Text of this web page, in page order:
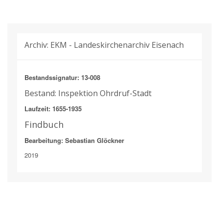
Archiv: EKM - Landeskirchenarchiv Eisenach
Bestandssignatur: 13-008
Bestand: Inspektion Ohrdruf-Stadt
Laufzeit: 1655-1935
Findbuch
Bearbeitung: Sebastian Glöckner
2019